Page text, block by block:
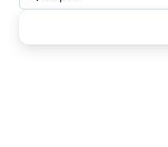
all